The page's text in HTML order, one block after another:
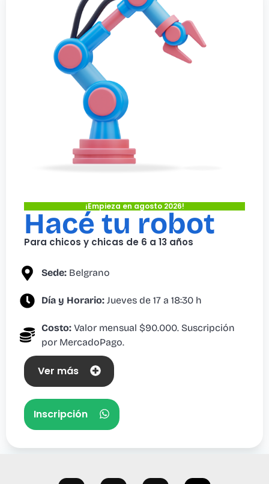
¡Empieza en agosto 2026!
Hacé tu robot
Para chicos y chicas de 6 a 13 años
Sede: Belgrano
Día y Horario: Jueves de 17 a 18:30 h
Costo:Valor mensual $90.000. Suscripción
por MercadoPago.
Ver más
Inscripción
a
n
o
i